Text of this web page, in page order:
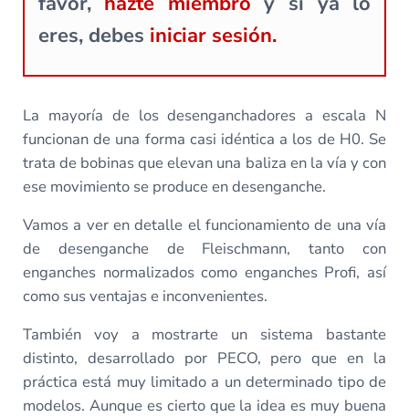
eres, debes iniciar sesión.
La mayoría de los desenganchadores a escala N
funcionan de una forma casi idéntica a los de H0. Se
trata de bobinas que elevan una baliza en la vía y con
ese movimiento se produce en desenganche.
Vamos a ver en detalle el funcionamiento de una vía
de desenganche de Fleischmann, tanto con
enganches normalizados como enganches Profi, así
como sus ventajas e inconvenientes.
También voy a mostrarte un sistema bastante
distinto, desarrollado por PECO, pero que en la
práctica está muy limitado a un determinado tipo de
modelos. Aunque es cierto que la idea es muy buena